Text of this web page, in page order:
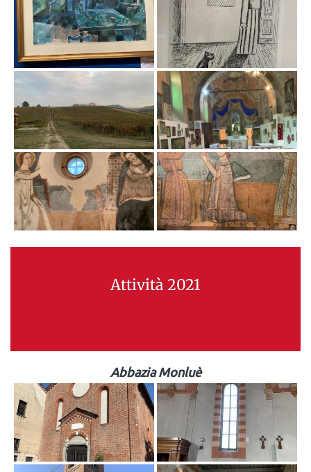
Attività 2021
Abbazia Monluè